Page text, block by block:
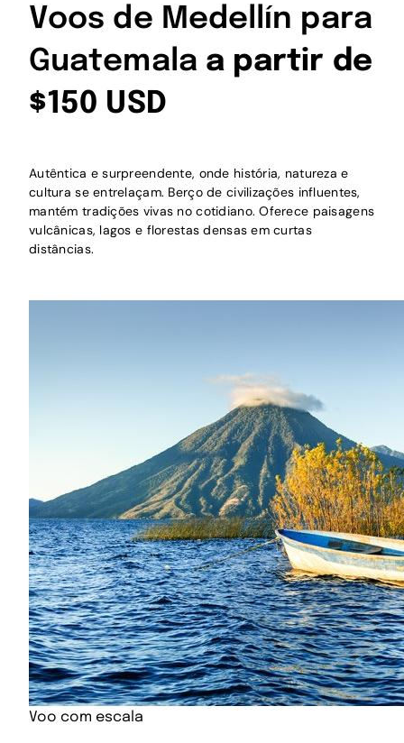
Voos de Medellín para
Guatemala a partir de
$150 USD
Autêntica e surpreendente, onde história, natureza e
cultura se entrelaçam. Berço de civilizações influentes,
mantém tradições vivas no cotidiano. Oferece paisagens
vulcânicas, lagos e florestas densas em curtas
distâncias.
Voo com escala